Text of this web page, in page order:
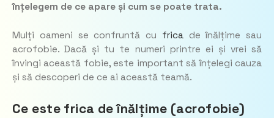
înțelegem de ce apare și cum se poate trata.
Mulți oameni se confruntă cu fricade înălțime sau
acrofobie. Dacă și tu te numeri printre ei și vrei să
învingi această fobie, este important să înțelegi cauza
și să descoperi de ce ai această teamă.
Ce este frica de înălțime (acrofobie)